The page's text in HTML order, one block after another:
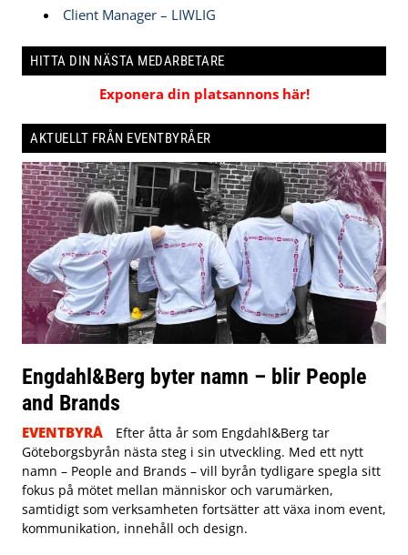
Client Manager – LIWLIG
HITTA DIN NÄSTA MEDARBETARE
Exponera din platsannons här!
AKTUELLT FRÅN EVENTBYRÅER
Engdahl&Berg byter namn – blir People
and Brands
EVENTBYRÅ
Efter åtta år som Engdahl&Berg tar
Göteborgsbyrån nästa steg i sin utveckling. Med ett nytt
namn – People and Brands – vill byrån tydligare spegla sitt
fokus på mötet mellan människor och varumärken,
samtidigt som verksamheten fortsätter att växa inom event,
kommunikation, innehåll och design.